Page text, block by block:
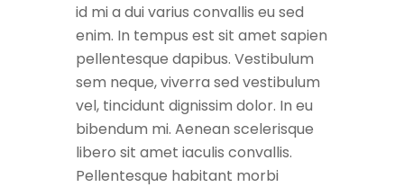
id mi a dui varius convallis eu sed
enim. In tempus est sit amet sapien
pellentesque dapibus. Vestibulum
sem neque, viverra sed vestibulum
vel, tincidunt dignissim dolor. In eu
bibendum mi. Aenean scelerisque
libero sit amet iaculis convallis.
Pellentesque habitant morbi